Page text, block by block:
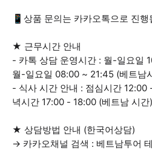
📱상품 문의는 카카오톡으로 진행
★ 근무시간 안내
- 카톡 상담 운영시간 : 월-일요일
월-일요일 08:00 ~ 21:45 (베트남
- 식사 시간 안내 : 점심시간 12:00
녁시간 17:00 - 18:00 (베트남 시간)
★ 상담방법 안내 (한국어상담)
→ 카카오채널 검색 : 베트남투어